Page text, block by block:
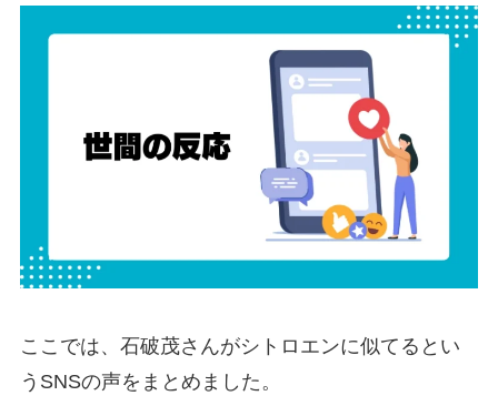
ここでは、石破茂さんがシトロエンに似てるとい
うSNSの声をまとめました。